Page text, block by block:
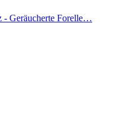
- Geräucherte Forelle…